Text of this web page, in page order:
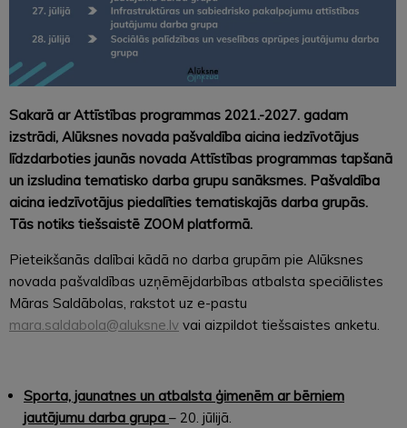
Sakarā ar Attīstības programmas 2021.-2027. gadam
izstrādi, Alūksnes novada pašvaldība aicina iedzīvotājus
līdzdarboties jaunās novada Attīstības programmas tapšanā
un izsludina tematisko darba grupu sanāksmes. Pašvaldība
aicina iedzīvotājus piedalīties tematiskajās darba grupās.
Tās notiks tiešsaistē ZOOM platformā.
Pieteikšanās dalībai kādā no darba grupām pie Alūksnes
novada pašvaldības uzņēmējdarbības atbalsta speciālistes
Māras Saldābolas, rakstot uz e-pastu
mara.saldabola@aluksne.lv vai aizpildot tiešsaistes anketu.
Sporta, jaunatnes un atbalsta ģimenēm ar bērniem
jautājumu darba grupa – 20. jūlijā.